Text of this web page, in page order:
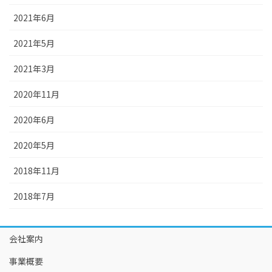
2021年6月
2021年5月
2021年3月
2020年11月
2020年6月
2020年5月
2018年11月
2018年7月
会社案内
事業概要